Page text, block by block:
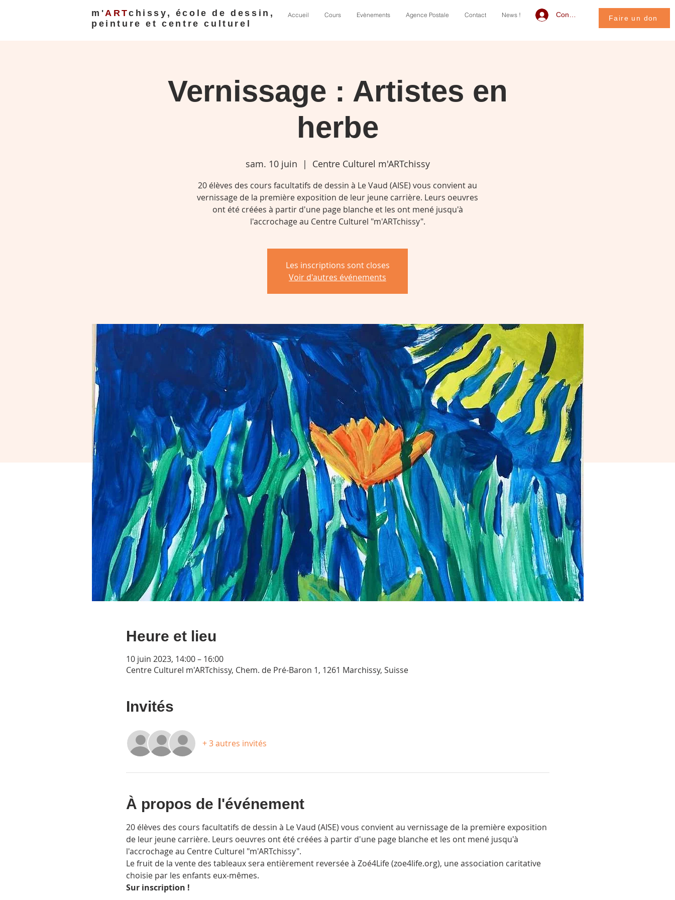
m'ARTchissy, école de dessin,
peinture et centre culturel
Accueil Cours Evènements Agence Postale Contact News ! Connexion Faire un don
Vernissage : Artistes en
herbe
sam. 10 juin
  |
Centre Culturel m'ARTchissy
20 élèves des cours facultatifs de dessin à Le Vaud (AISE) vous convient au
vernissage de la première exposition de leur jeune carrière. Leurs oeuvres
ont été créées à partir d'une page blanche et les ont mené jusqu'à
l'accrochage au Centre Culturel "m'ARTchissy".
Les inscriptions sont closes
Voir d'autres événements
Heure et lieu
10 juin 2023, 14:00 – 16:00
Centre Culturel m'ARTchissy, Chem. de Pré-Baron 1, 1261 Marchissy, Suisse
Invités
+ 3 autres invités
À propos de l'événement
20 élèves des cours facultatifs de dessin à Le Vaud (AISE) vous convient au vernissage de la première exposition
de leur jeune carrière. Leurs oeuvres ont été créées à partir d'une page blanche et les ont mené jusqu'à
l'accrochage au Centre Culturel "m'ARTchissy".
Le fruit de la vente des tableaux sera entièrement reversée à Zoé4Life (zoe4life.org), une association caritative
choisie par les enfants eux-mêmes.
Sur inscription !